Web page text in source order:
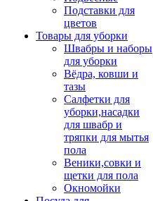
Подставки для
цветов
Товары для уборки
Швабры и наборы
для уборки
Вёдра, ковши и
тазы
Салфетки для
уборки,насадки
для швабр и
тряпки для мытья
пола
Веники,совки и
щетки для пола
Окномойки